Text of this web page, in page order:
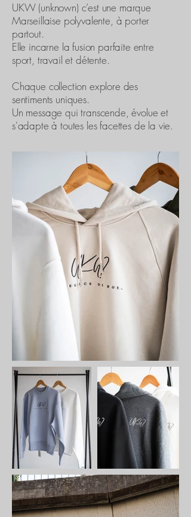
UKW (unknown) c’est une marque
Marseillaise polyvalente, à porter
partout.
Elle incarne la fusion parfaite entre
sport, travail et détente.
Chaque collection explore des
sentiments uniques.
Un message qui transcende, évolue et
s'adapte à toutes les facettes de la vie.